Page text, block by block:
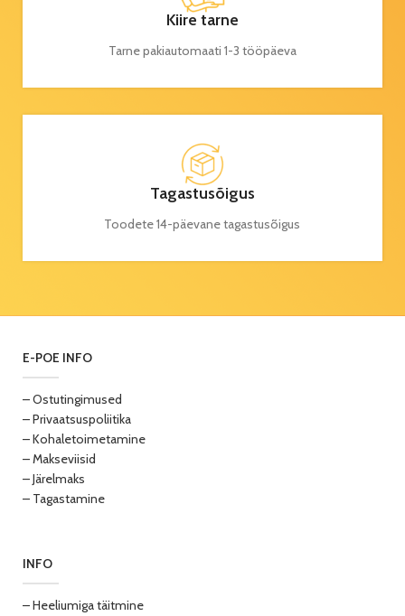
Kiire tarne
Tarne pakiautomaati 1-3 tööpäeva
Tagastusõigus
Toodete 14-päevane tagastusõigus
E-POE INFO
– Ostutingimused
– Privaatsuspoliitika
– Kohaletoimetamine
– Makseviisid
– Järelmaks
– Tagastamine
INFO
– Heeliumiga täitmine